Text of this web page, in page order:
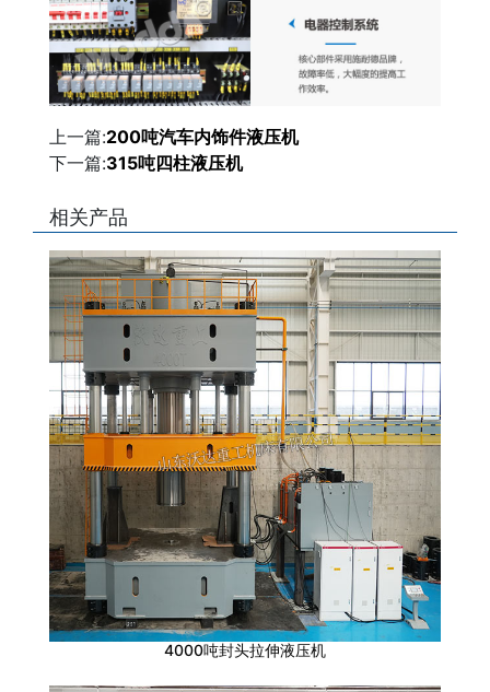
上一篇:200吨汽车内饰件液压机
下一篇:315吨四柱液压机
相关产品
4000吨封头拉伸液压机